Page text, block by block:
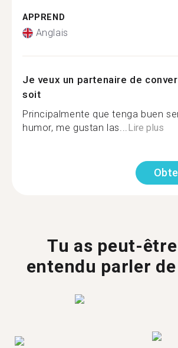
APPREND
Anglais
Je veux un partenaire de
soit
Principalmente que tenga buen
humor, me gustan las...Lire plus
Tu as peut-
entendu parler